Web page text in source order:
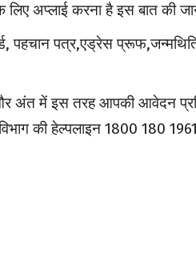
अप्लाई करना है इस बात की
पहचान पत्र,एड्रेस
अंत में इस तरह आपकी आवेदन
की हेल्पलाइन 1800 180 1961